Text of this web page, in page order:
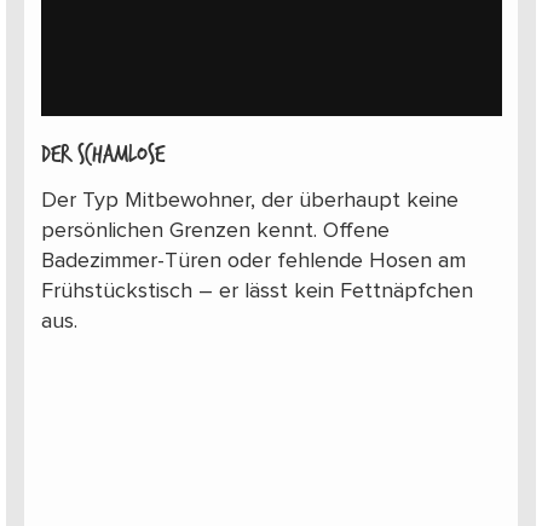
Der Schamlose
Der Typ Mitbewohner, der überhaupt keine
persönlichen Grenzen kennt. Offene
Badezimmer-Türen oder fehlende Hosen am
Frühstückstisch – er lässt kein Fettnäpfchen
aus.